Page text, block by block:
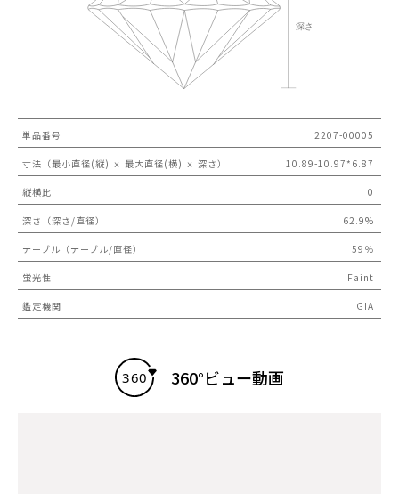
単品番号 2207-00005
寸法（最小直径(縦) ｘ 最大直径(横) ｘ 深さ） 10.89-10.97*6.87
縦横比 0
深さ（深さ/直径） 62.9%
テーブル（テーブル/直径） 59％
蛍光性 Faint
鑑定機関 GIA
360°ビュー動画